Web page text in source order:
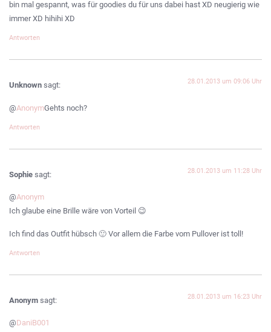
bin mal gespannt, was für goodies du für uns dabei hast XD neugierig wie
immer XD hihihi XD
Antworten
Unknown sagt: 28.01.2013 um 09:06 Uhr
@AnonymGehts noch?
Antworten
Sophie sagt: 28.01.2013 um 11:28 Uhr
@Anonym
Ich glaube eine Brille wäre von Vorteil 😉
Ich find das Outfit hübsch 🙂 Vor allem die Farbe vom Pullover ist toll!
Antworten
Anonym sagt: 28.01.2013 um 16:23 Uhr
@DaniB001